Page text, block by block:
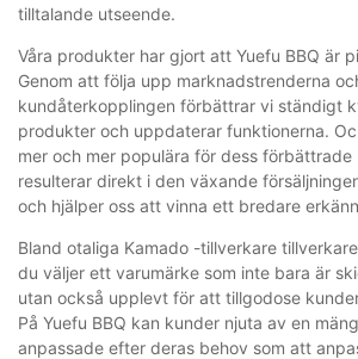
tilltalande utseende.
Våra produkter har gjort att Yuefu BBQ är
Genom att följa upp marknadstrenderna
kundåterkopplingen förbättrar vi ständigt
produkter och uppdaterar funktionerna.
mer och mer populära för dess
resulterar direkt i den växande
och hjälper oss att vinna ett bredare
Bland otaliga Kamado -tillverkare
du väljer ett varumärke som inte bara är
utan också upplevt för att tillgodose
På Yuefu BBQ kan kunder njuta av en
anpassade efter deras behov som att